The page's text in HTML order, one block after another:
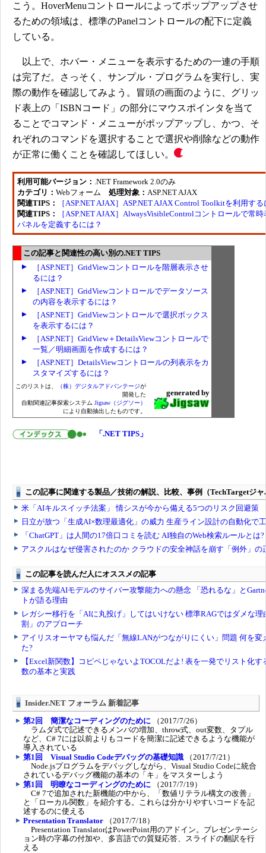
こう。HoverMenuコントロールによってポップアップさせ
るための領域は、標準のPanelコントロールの配下に定義
している。
以上で、ホバー・メニューを表示するための一連の手順
は完了だ。さっそく、サンプル・プログラムを実行し、実
際の動作を確認してみよう。冒頭の画面のように、グリッ
ド表上の「ISBNコード」の部分にマウスポインタを当て
ることでコマンド・メニューがポップアップし、かつ、そ
れぞれのコマンドを選択することで選択や削除などの動作
が正常に働くことを確認してほしい。
利用可能バージョン： .NET Framework 2.0のみ
カテゴリ： Webフォーム 処理対象： ASP.NET AJAX
関連TIPS：
［ASP.NET AJAX］ASP.NET AJAX Control Toolkitを利用す
関連TIPS：
［ASP.NET AJAX］AlwaysVisibleControlコントロールで常
パネルを定義するには？
この記事と関連性の高い別の.NET TIPS
［ASP.NET］GridViewコントロールを階層表示させ
るには？
［ASP.NET］GridViewコントロールでデータソース
の内容を表示するには？
［ASP.NET］GridViewコントロールで選択ボックス
を表示するには？
［ASP.NET］GridView＋DetailsViewコントロールで
一覧／明細画面を作成するには？
［ASP.NET］DetailsViewコントロールの列表示をカ
スタマイズするには？
このリストは、 （株）デジタルアドバンテージが
開発した
自動関連記事探索システム Jigsaw（ジグソー）
により自動抽出したものです。
generated by
「.NET TIPS」
Insider.NET フォーラム 新着記事
第2回 簡潔なコーディングのために （2017/7/26）
ラムダ式で記述できるメンバの増加、throw式、out変数、タプル
など、C# 7には以前よりもコードを簡潔に記述できるような機能が
導入されている
第1回 Visual Studio Codeデバッグの基礎知識 （2017/7/21）
Node.jsプログラムをデバッグしながら、Visual Studio Codeに統合
されているデバッグ機能の基本の「キ」をマスターしよう
第1回 明瞭なコーディングのために （2017/7/19）
C# 7で追加された新機能の中から、「数値リテラル構文の改善」
と「ローカル関数」を紹介する。これらは分かりやすいコードを記
述するのに使える
Presentation Translator （2017/7/18）
Presentation TranslatorはPowerPoint用のアドイン。プレゼンテーシ
ョン時の字幕の付加や、多言語での質疑応答、スライドの翻訳を行
える